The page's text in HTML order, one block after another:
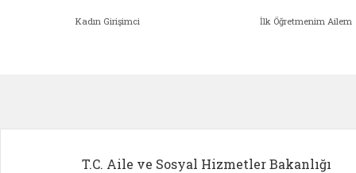
Kadın Girişimci İlk Öğretmenim Ailem
T.C. Aile ve Sosyal Hizmetler Bakanlığı